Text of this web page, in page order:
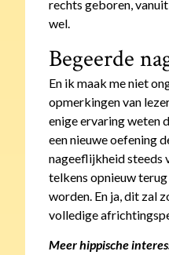
rechts geboren,
wel.
Begeerde
En ik maak me niet
opmerkingen van
enige ervaring weten
een nieuwe oefening
nageeflijkheid steeds
telkens opnieuw
worden. En ja, dit zal
volledige
Meer hippische